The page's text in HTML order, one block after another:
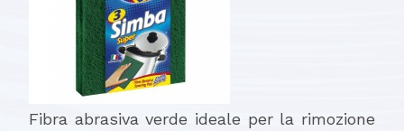
Fibra abrasiva verde ideale per la rimozione